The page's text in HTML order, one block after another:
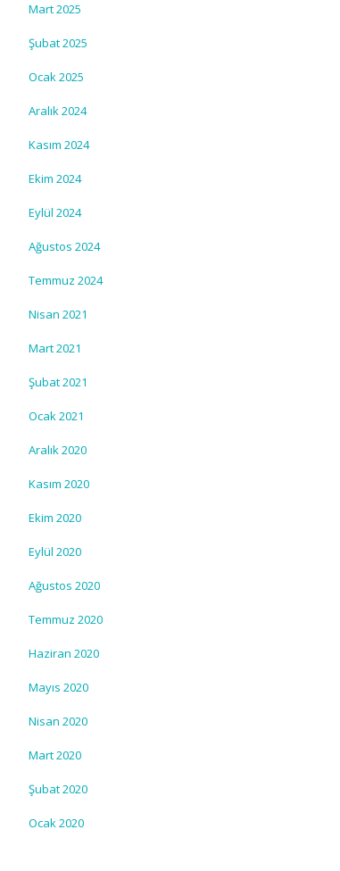
Mart 2025
Şubat 2025
Ocak 2025
Aralık 2024
Kasım 2024
Ekim 2024
Eylül 2024
Ağustos 2024
Temmuz 2024
Nisan 2021
Mart 2021
Şubat 2021
Ocak 2021
Aralık 2020
Kasım 2020
Ekim 2020
Eylül 2020
Ağustos 2020
Temmuz 2020
Haziran 2020
Mayıs 2020
Nisan 2020
Mart 2020
Şubat 2020
Ocak 2020